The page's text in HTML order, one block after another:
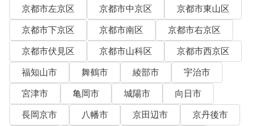
京都市左京区
京都市中京区
京都市東山区
京都市下京区
京都市南区
京都市右京区
京都市伏見区
京都市山科区
京都市西京区
福知山市
舞鶴市 綾部市
宇治市
宮津市
亀岡市 城陽市
向日市
長岡京市
八幡市 京田辺市
京丹後市